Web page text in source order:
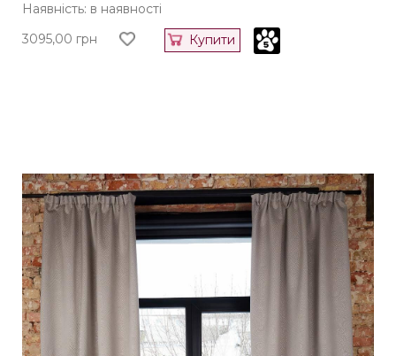
Наявність: в наявності
3095,00 грн Купити